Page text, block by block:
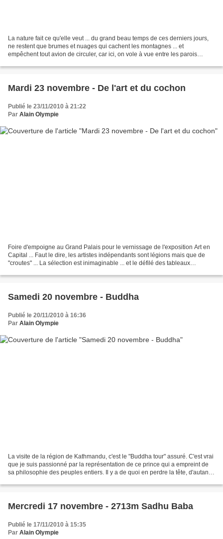
La nature fait ce qu'elle veut ... du grand beau temps de ces derniers jours,
ne restent que brumes et nuages qui cachent les montagnes ... et
empêchent tout avion de circuler, car ici, on vole à vue entre les parois
Mardi 23 novembre - De l'art et du cochon
Publié le 23/11/2010 à 21:22
Par Alain Olympie
Foire d'empoigne au Grand Palais pour le vernissage de l'exposition Art en
Capital ... Faut le dire, les artistes indépendants sont légions mais que de
"croutes" ... La sélection est inimaginable ... et le défilé des tableaux
Samedi 20 novembre - Buddha
Publié le 20/11/2010 à 16:36
Par Alain Olympie
La visite de la région de Kathmandu, c'est le "Buddha tour" assuré. C'est vrai
que je suis passionné par la représentation de ce prince qui a empreint de
sa philosophie des peuples entiers. Il y a de quoi en perdre la tête, d'autant
Mercredi 17 novembre - 2713m Sadhu Baba
Publié le 17/11/2010 à 15:35
Par Alain Olympie